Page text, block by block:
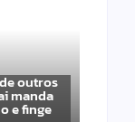
outros
manda
e finge